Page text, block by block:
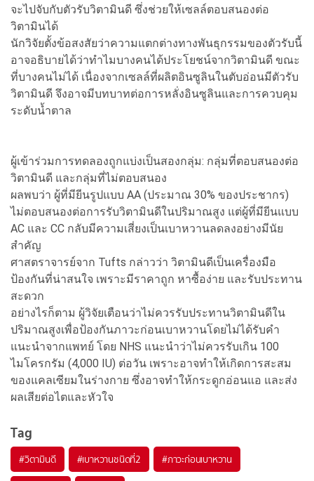
จะไปจับกับตัวรับวิตามินดี ซึ่งช่วยให้เซลล์ตอบสนองต่อ
วิตามินได้
นักวิจัยตั้งข้อสงสัยว่าความแตกต่างทางพันธุกรรมของตัวรับนี้
อาจอธิบายได้ว่าทำไมบางคนได้ประโยชน์จากวิตามินดี ขณะ
ที่บางคนไม่ได้ เนื่องจากเซลล์ที่ผลิตอินซูลินในตับอ่อนมีตัวรับ
วิตามินดี จึงอาจมีบทบาทต่อการหลั่งอินซูลินและการควบคุม
ระดับน้ำตาล
ผู้เข้าร่วมการทดลองถูกแบ่งเป็นสองกลุ่ม: กลุ่มที่ตอบสนองต่อ
วิตามินดี และกลุ่มที่ไม่ตอบสนอง
ผลพบว่า ผู้ที่มียีนรูปแบบ AA (ประมาณ 30% ของประชากร)
ไม่ตอบสนองต่อการรับวิตามินดีในปริมาณสูง แต่ผู้ที่มียีนแบบ
AC และ CC กลับมีความเสี่ยงเป็นเบาหวานลดลงอย่างมีนัย
สำคัญ
ศาสตราจารย์จาก Tufts กล่าวว่า วิตามินดีเป็นเครื่องมือ
ป้องกันที่น่าสนใจ เพราะมีราคาถูก หาซื้อง่าย และรับประทาน
สะดวก
อย่างไรก็ตาม ผู้วิจัยเตือนว่าไม่ควรรับประทานวิตามินดีใน
ปริมาณสูงเพื่อป้องกันภาวะก่อนเบาหวานโดยไม่ได้รับคำ
แนะนำจากแพทย์ โดย NHS แนะนำว่าไม่ควรรับเกิน 100
ไมโครกรัม (4,000 IU) ต่อวัน เพราะอาจทำให้เกิดการสะสม
ของแคลเซียมในร่างกาย ซึ่งอาจทำให้กระดูกอ่อนแอ และส่ง
ผลเสียต่อไตและหัวใจ
Tag
#วิตามินดี #เบาหวานชนิดที่2 #ภาวะก่อนเบาหวาน